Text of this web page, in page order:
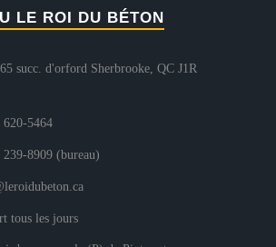
LE ROI DU BÉTON
succ. d'orford Sherbrooke, QC J1R
620-5464
8909 (bureau)
tous les jours